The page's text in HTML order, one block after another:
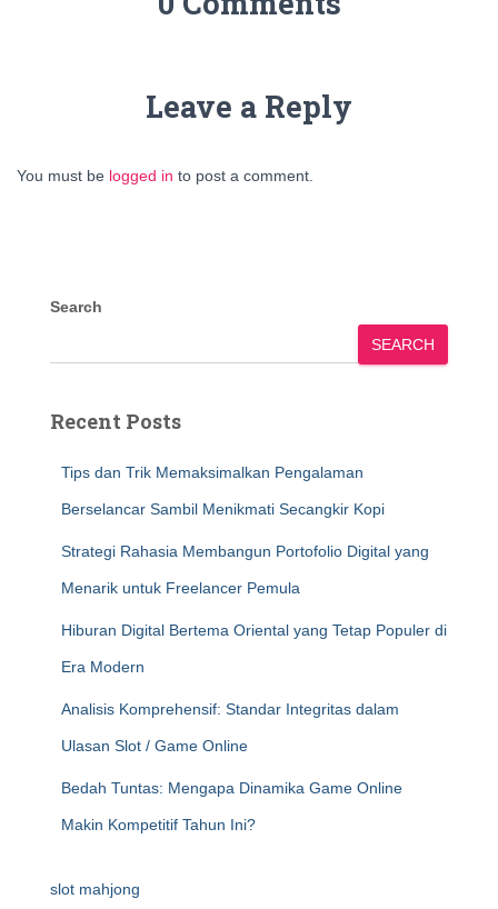
Leave a Reply
You must be logged in to post a comment.
Search
SEARCH
Recent Posts
Tips dan Trik Memaksimalkan Pengalaman
Berselancar Sambil Menikmati Secangkir Kopi
Strategi Rahasia Membangun Portofolio Digital yang
Menarik untuk Freelancer Pemula
Hiburan Digital Bertema Oriental yang Tetap Populer di
Era Modern
Analisis Komprehensif: Standar Integritas dalam
Ulasan Slot / Game Online
Bedah Tuntas: Mengapa Dinamika Game Online
Makin Kompetitif Tahun Ini?
slot mahjong